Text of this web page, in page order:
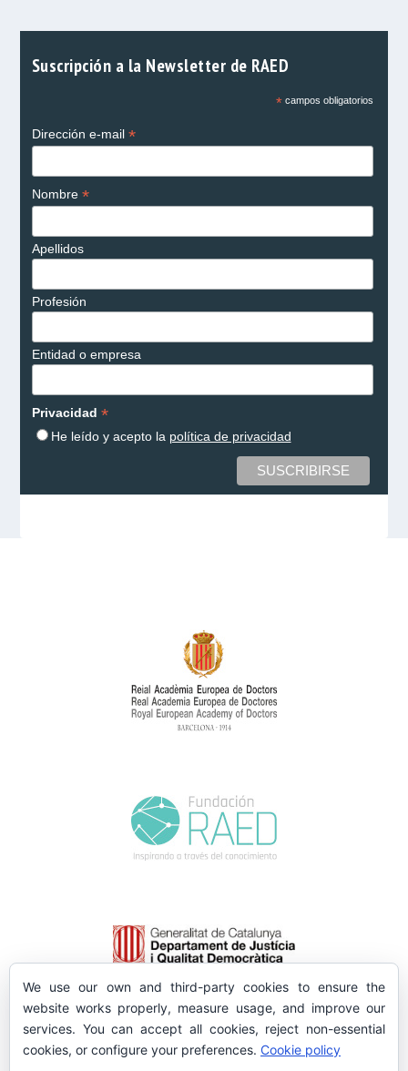
Suscripción a la Newsletter de RAED
*campos obligatorios
Dirección e-mail *
Nombre *
Apellidos
Profesión
Entidad o empresa
Privacidad *
He leído y acepto la política de privacidad
We use our own and third-party cookies to ensure the
website works properly, measure usage, and improve our
services. You can accept all cookies, reject non-essential
cookies, or configure your preferences. Cookie policy